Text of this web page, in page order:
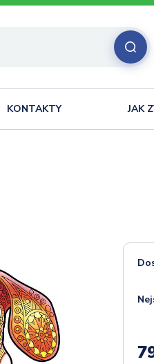
KONTAKTY JAK